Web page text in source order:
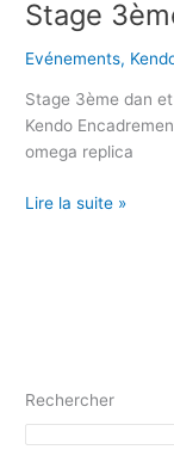
Stage
Evénements,
Stage 3ème dan
Kendo
omega replica
Lire la suite »
Rechercher